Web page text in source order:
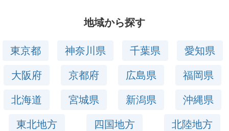
地域から探す
東京都 神奈川県 千葉県
愛知県
大阪府
京都府 広島県
福岡県
北海道
宮城県 新潟県
沖縄県
東北地方
四国地方 北陸地方